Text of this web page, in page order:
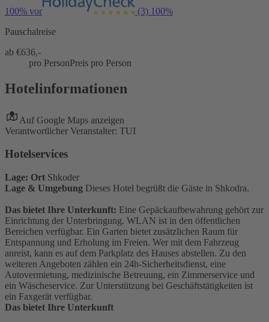
100% vor (3) 100%
Pauschalreise
ab €636,-
pro PersonPreis pro Person
Hotelinformationen
Auf Google Maps anzeigen
Verantwortlicher Veranstalter: TUI
Hotelservices
Lage: Ort Shkoder
Lage & Umgebung Dieses Hotel begrüßt die Gäste in Shkodra.
Das bietet Ihre Unterkunft: Eine Gepäckaufbewahrung gehört zur
Einrichtung der Unterbringung. WLAN ist in den öffentlichen
Bereichen verfügbar. Ein Garten bietet zusätzlichen Raum für
Entspannung und Erholung im Freien. Wer mit dem Fahrzeug
anreist, kann es auf dem Parkplatz des Hauses abstellen. Zu den
weiteren Angeboten zählen ein 24h-Sicherheitsdienst, eine
Autovermietung, medizinische Betreuung, ein Zimmerservice und
ein Wäscheservice. Zur Unterstützung bei Geschäftstätigkeiten ist
ein Faxgerät verfügbar.
Das bietet Ihre Unterkunft